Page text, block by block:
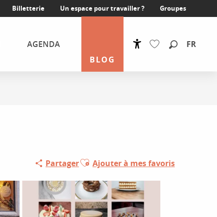
BLOG
FR
Billetterie Un espace pour travailler ? Groupes
AGENDA
PartagerAjouter aux favoris
Ajouter à mes favoris